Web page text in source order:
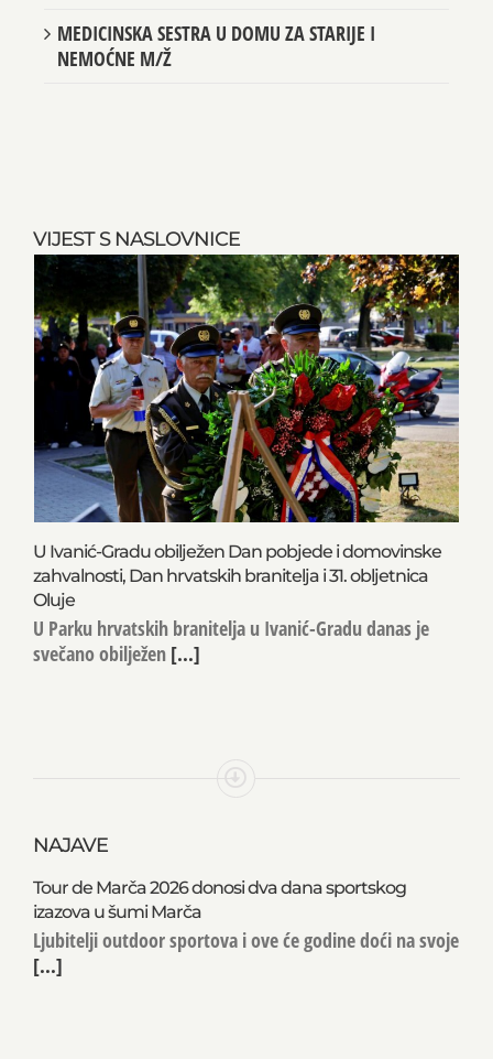
VIJEST S NASLOVNICE
U Ivanić-Gradu obilježen Dan pobjede i domovinske
zahvalnosti, Dan hrvatskih branitelja i 31. obljetnica
Oluje
U Parku hrvatskih branitelja u Ivanić-Gradu danas je
svečano obilježen [...]
NAJAVE
Tour de Marča 2026 donosi dva dana sportskog
izazova u šumi Marča
Ljubitelji outdoor sportova i ove će godine doći na svoje
[...]
MEDICINSKA SESTRA U DOMU ZA STARIJE I
NEMOĆNE M/Ž